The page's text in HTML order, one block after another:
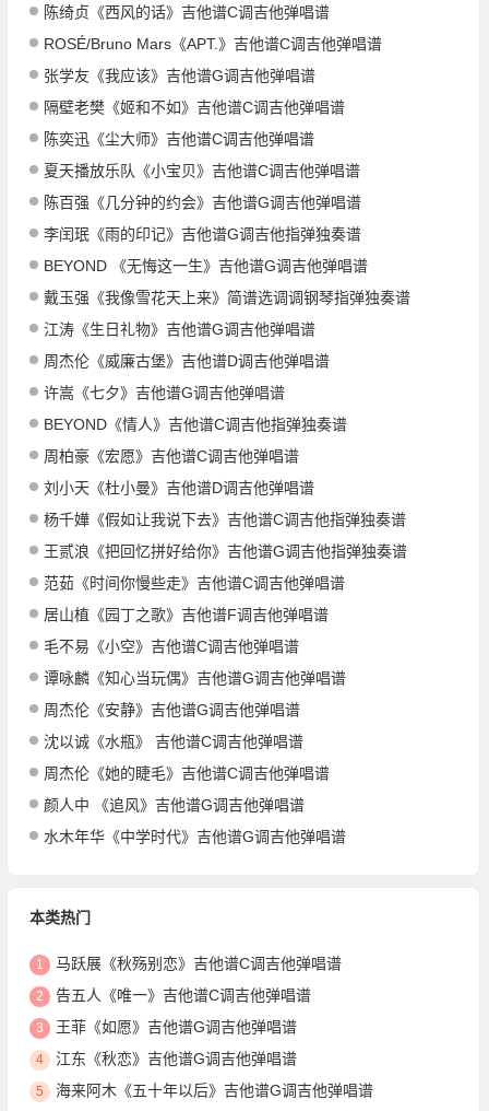
陈绮贞《西风的话》吉他谱C调吉他弹唱谱
ROSÉ/Bruno Mars《APT.》吉他谱C调吉他弹唱谱
张学友《我应该》吉他谱G调吉他弹唱谱
隔壁老樊《姬和不如》吉他谱C调吉他弹唱谱
陈奕迅《尘大师》吉他谱C调吉他弹唱谱
夏天播放乐队《小宝贝》吉他谱C调吉他弹唱谱
陈百强《几分钟的约会》吉他谱G调吉他弹唱谱
李闰珉《雨的印记》吉他谱G调吉他指弹独奏谱
BEYOND 《无悔这一生》吉他谱G调吉他弹唱谱
戴玉强《我像雪花天上来》简谱选调调钢琴指弹独奏谱
江涛《生日礼物》吉他谱G调吉他弹唱谱
周杰伦《威廉古堡》吉他谱D调吉他弹唱谱
许嵩《七夕》吉他谱G调吉他弹唱谱
BEYOND《情人》吉他谱C调吉他指弹独奏谱
周柏豪《宏愿》吉他谱C调吉他弹唱谱
刘小天《杜小曼》吉他谱D调吉他弹唱谱
杨千嬅《假如让我说下去》吉他谱C调吉他指弹独奏谱
王贰浪《把回忆拼好给你》吉他谱G调吉他指弹独奏谱
范茹《时间你慢些走》吉他谱C调吉他弹唱谱
居山植《园丁之歌》吉他谱F调吉他弹唱谱
毛不易《小空》吉他谱C调吉他弹唱谱
谭咏麟《知心当玩偶》吉他谱G调吉他弹唱谱
周杰伦《安静》吉他谱G调吉他弹唱谱
沈以诚《水瓶》 吉他谱C调吉他弹唱谱
周杰伦《她的睫毛》吉他谱C调吉他弹唱谱
颜人中 《追风》吉他谱G调吉他弹唱谱
水木年华《中学时代》吉他谱G调吉他弹唱谱
本类热门
1 马跃展《秋殇别恋》吉他谱C调吉他弹唱谱
2 告五人《唯一》吉他谱C调吉他弹唱谱
3 王菲《如愿》吉他谱G调吉他弹唱谱
4 江东《秋恋》吉他谱G调吉他弹唱谱
5 海来阿木《五十年以后》吉他谱G调吉他弹唱谱